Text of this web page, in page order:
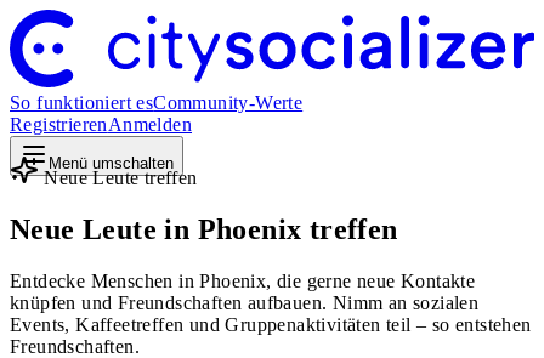
So funktioniert esCommunity-Werte
RegistrierenAnmelden
Menü umschalten
Neue Leute treffen
Neue Leute in Phoenix treffen
Entdecke Menschen in Phoenix, die gerne neue Kontakte
knüpfen und Freundschaften aufbauen. Nimm an sozialen
Events, Kaffeetreffen und Gruppenaktivitäten teil – so entstehen
Freundschaften.